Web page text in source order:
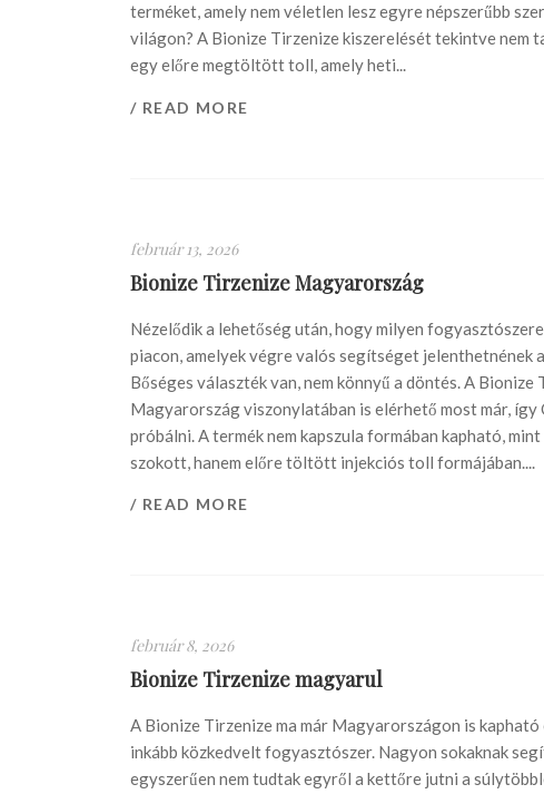
terméket, amely nem véletlen lesz egyre népszerűbb
világon? A Bionize Tirzenize kiszerelését tekintve nem
egy előre megtöltött toll, amely heti...
/ READ MORE
február 13, 2026
Bionize Tirzenize Magyarország
Nézelődik a lehetőség után, hogy milyen
piacon, amelyek végre valós segítséget jelenthetnének
Bőséges választék van, nem könnyű a döntés. A Bionize
Magyarország viszonylatában is elérhető most már, így
próbálni. A termék nem kapszula formában kapható,
szokott, hanem előre töltött injekciós toll formájában....
/ READ MORE
február 8, 2026
Bionize Tirzenize magyarul
A Bionize Tirzenize ma már Magyarországon is kapható
inkább közkedvelt fogyasztószer. Nagyon sokaknak
egyszerűen nem tudtak egyről a kettőre jutni a